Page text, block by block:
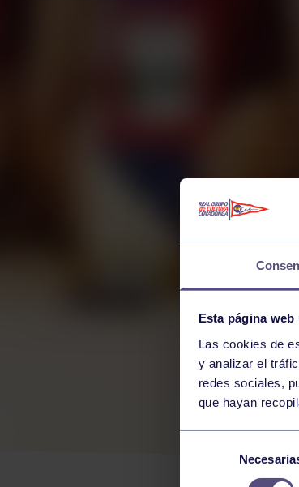
Esta página web
Las cookies de
y analizar el
redes sociales,
que hayan
consentimiento